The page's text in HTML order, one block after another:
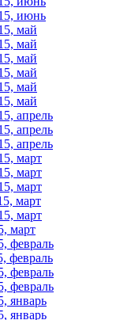
июнь
май
май
май
май
май
май
апрель
апрель
апрель
март
март
март
март
март
март
февраль
февраль
февраль
февраль
январь
январь